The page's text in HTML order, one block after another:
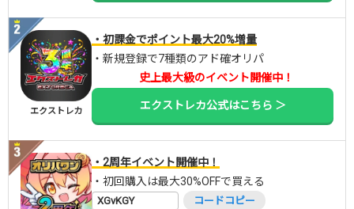
エクストレカ
・初課金でポイント最大20%増量
・新規登録で7種類のアド確オリパ
史上最大級のイベント開催中！
エクストレカ公式はこちら ＞
・2周年イベント開催中！
・初回購入は最大30%OFFで買える
XGvKGY コードコピー